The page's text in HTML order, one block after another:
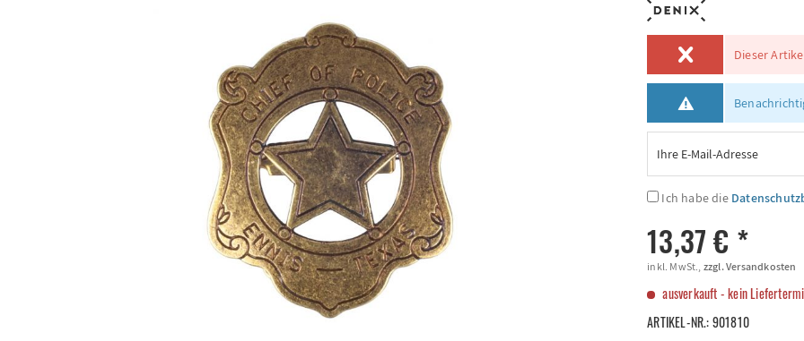
Dieser
Ich habe die
13,37 € *
inkl. MwSt., zzgl. Versandkosten
ausverkauft - kein
ARTIKEL-NR.:901810